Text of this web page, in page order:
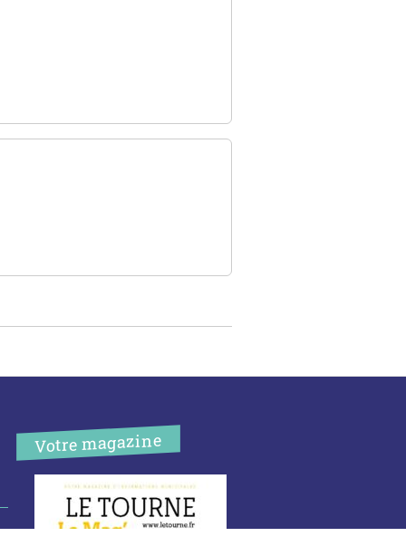
Votre magazine